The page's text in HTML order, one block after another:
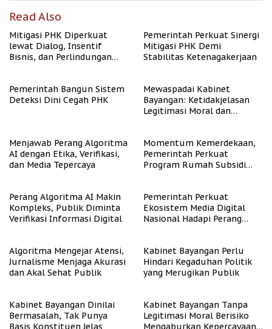
Read Also
Mitigasi PHK Diperkuat
lewat Dialog, Insentif
Bisnis, dan Perlindungan
Pemerintah Perkuat Sinergi
Mitigasi PHK Demi
Stabilitas Ketenagakerjaan
Pemerintah Bangun Sistem
Deteksi Dini Cegah PHK
Mewaspadai Kabinet
Bayangan: Ketidakjelasan
Legitimasi Moral dan
Menjawab Perang Algoritma
AI dengan Etika, Verifikasi,
dan Media Tepercaya
Momentum Kemerdekaan,
Pemerintah Perkuat
Program Rumah Subsidi
Perang Algoritma AI Makin
Kompleks, Publik Diminta
Verifikasi Informasi Digital
Pemerintah Perkuat
Ekosistem Media Digital
Nasional Hadapi Perang
Algoritma Mengejar Atensi,
Jurnalisme Menjaga Akurasi
dan Akal Sehat Publik
Kabinet Bayangan Perlu
Hindari Kegaduhan Politik
yang Merugikan Publik
Kabinet Bayangan Dinilai
Bermasalah, Tak Punya
Basis Konstituen Jelas
Kabinet Bayangan Tanpa
Legitimasi Moral Berisiko
Mengaburkan Kepercayaan